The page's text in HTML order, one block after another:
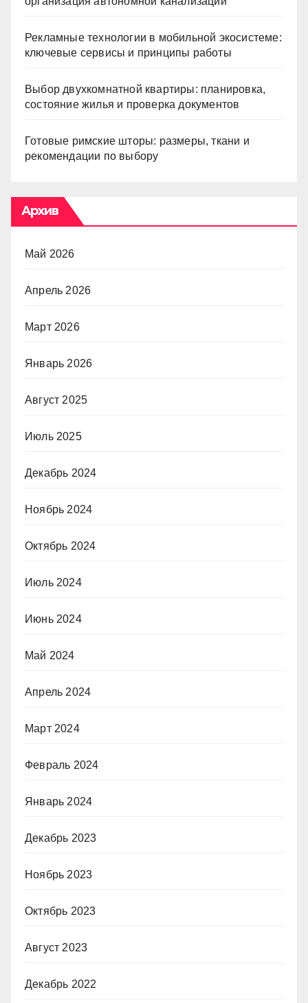
Рекламные технологии в мобильной экосистеме:
ключевые сервисы и принципы работы
Выбор двухкомнатной квартиры: планировка,
состояние жилья и проверка документов
Готовые римские шторы: размеры, ткани и
рекомендации по выбору
Архив
Май 2026
Апрель 2026
Март 2026
Январь 2026
Август 2025
Июль 2025
Декабрь 2024
Ноябрь 2024
Октябрь 2024
Июль 2024
Июнь 2024
Май 2024
Апрель 2024
Март 2024
Февраль 2024
Январь 2024
Декабрь 2023
Ноябрь 2023
Октябрь 2023
Август 2023
Декабрь 2022